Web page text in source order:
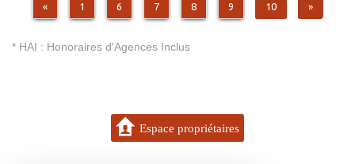
« 1 6 7 8 9 10 »
* HAI : Honoraires d'Agences Inclus
Espace propriétaires